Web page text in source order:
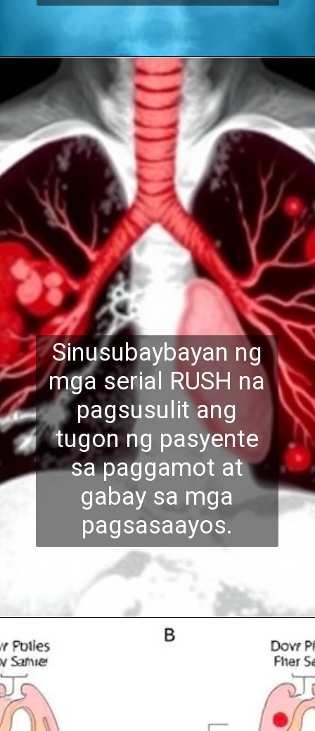
Sinusubaybayan ng
mga serial RUSH na
pagsusulit ang
tugon ng pasyente
sa paggamot at
gabay sa mga
pagsasaayos.